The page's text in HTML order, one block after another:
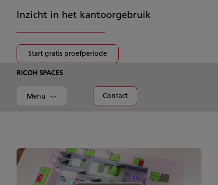
Inzicht in het kantoorgebruik
Start gratis proefperiode
RICOH SPACES
Menu Contact